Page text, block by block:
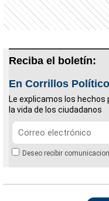
Reciba el boletín:
En Corrillos
Le explicamos los hechos
la vida de los ciudadanos
Deseo recibir